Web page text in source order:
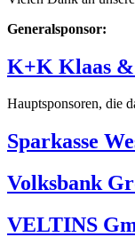
Generalsponsor:
K+K Klaas
Hauptsponsoren, die
Sparkasse
Volksbank
VELTINS